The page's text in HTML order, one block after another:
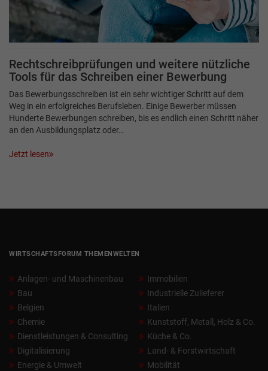
Rechtschreibprüfungen und weitere nützliche
Tools für das Schreiben einer Bewerbung
Das Bewerbungsschreiben ist ein sehr wichtiger Schritt auf dem
Weg in ein erfolgreiches Berufsleben. Einige Bewerber müssen
Hunderte Bewerbungen schreiben, bis es endlich einen Schritt näher
an den Ausbildungsplatz oder…
Jetzt lesen
WIRTSCHAFTSFORUM THEMENWELTEN
Anlagen- und Maschinenbau
Bau
Belgien
Chemie
Dienstleistungen & Consulting
Digitalisierung
Energie & Umwelt
Immobilien
Industrielle Zulieferer
Italien
Kunststoff, Metall, Holz & Co.
Küche & Co.
Land- & Forstwirtschaft
Mobilität